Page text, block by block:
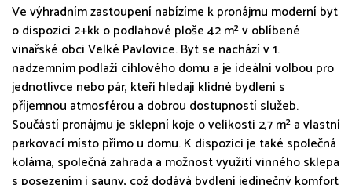
Ve výhradním zastoupení nabízíme k pronájmu moderní byt
o dispozici 2+kk o podlahové ploše 42 m² v oblíbené
vinařské obci Velké Pavlovice. Byt se nachází v 1.
nadzemním podlaží cihlového domu a je ideální volbou pro
jednotlivce nebo pár, kteří hledají klidné bydlení s
příjemnou atmosférou a dobrou dostupností služeb.
Součástí pronájmu je sklepní koje o velikosti 2,7 m² a vlastní
parkovací místo přímo u domu. K dispozici je také společná
kolárna, společná zahrada a možnost využití vinného sklepa